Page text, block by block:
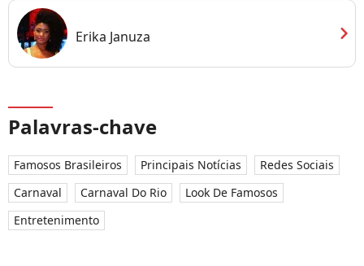
Erika Januza chevron_right
Palavras-chave
Famosos Brasileiros Principais Notícias
Redes Sociais
Carnaval
Carnaval Do Rio
Look De Famosos
Entretenimento